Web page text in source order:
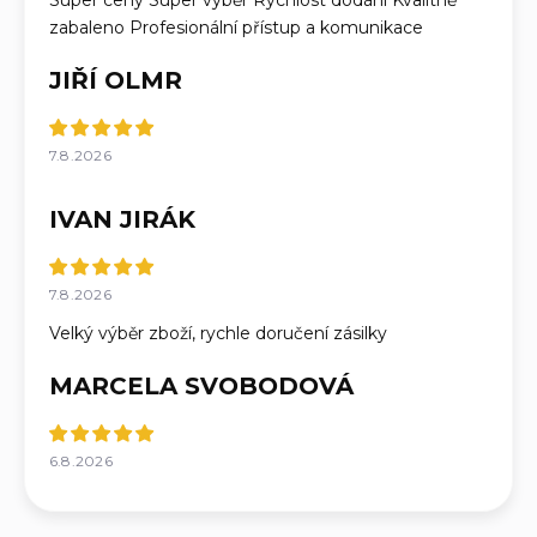
zabaleno Profesionální přístup a komunikace
JIŘÍ OLMR
7.8.2026
IVAN JIRÁK
7.8.2026
Velký výběr zboží, rychle doručení zásilky
MARCELA SVOBODOVÁ
6.8.2026